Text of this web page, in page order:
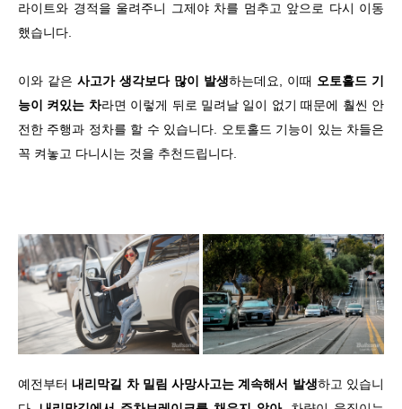
라이트와 경적을 울려주니 그제야 차를 멈추고 앞으로 다시 이동
했습니다.
이와 같은 사고가 생각보다 많이 발생하는데요, 이때 오토홀드 기
능이 켜있는 차라면 이렇게 뒤로 밀려날 일이 없기 때문에 훨씬 안
전한 주행과 정차를 할 수 있습니다. 오토홀드 기능이 있는 차들은
꼭 켜놓고 다니시는 것을 추천드립니다.
예전부터 내리막길 차 밀림 사망사고는 계속해서 발생하고 있습니